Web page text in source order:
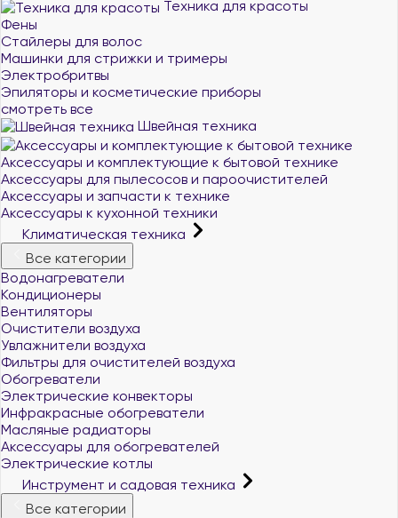
Техника для красоты
Фены
Стайлеры для волос
Машинки для стрижки и тримеры
Электробритвы
Эпиляторы и косметические приборы
смотреть все
Швейная техника
Аксессуары и комплектующие к бытовой технике
Аксессуары для пылесосов и пароочистителей
Аксессуары и запчасти к технике
Аксессуары к кухонной техники
Климатическая техника
Все категории
Водонагреватели
Кондиционеры
Вентиляторы
Очистители воздуха
Увлажнители воздуха
Фильтры для очистителей воздуха
Обогреватели
Электрические конвекторы
Инфракрасные обогреватели
Масляные радиаторы
Аксессуары для обогревателей
Электрические котлы
Инструмент и садовая техника
Все категории